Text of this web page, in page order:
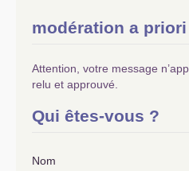
modération a priori
Attention, votre message
relu et approuvé.
Qui êtes-vous ?
Nom